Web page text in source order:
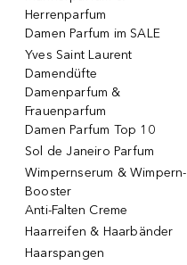
Herrenparfum
Damen Parfum im SALE
Yves Saint Laurent
Damendüfte
Damenparfum &
Frauenparfum
Damen Parfum Top 10
Sol de Janeiro Parfum
Wimpernserum & Wimpern-
Booster
Anti-Falten Creme
Haarreifen & Haarbänder
Haarspangen